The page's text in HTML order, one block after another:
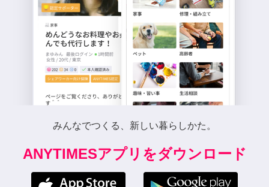
みんなでつくる、新しい暮らしかた。
ANYTIMESアプリをダウンロード